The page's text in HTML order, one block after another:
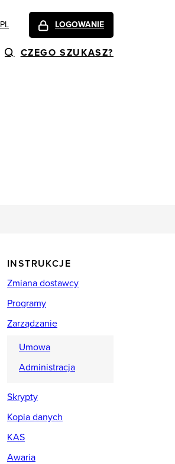
PL LOGOWANIE
CZEGO SZUKASZ?
INSTRUKCJE
Zmiana dostawcy
Programy
Zarządzanie
Umowa
Administracja
Skrypty
Kopia danych
KAS
Awaria